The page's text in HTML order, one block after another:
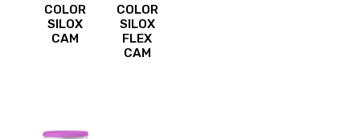
COLOR
SILOX
CAM
COLOR
SILOX
FLEX
CAM